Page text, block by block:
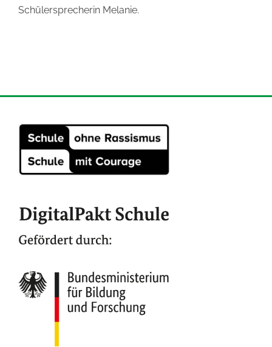
Schülersprecherin Melanie.